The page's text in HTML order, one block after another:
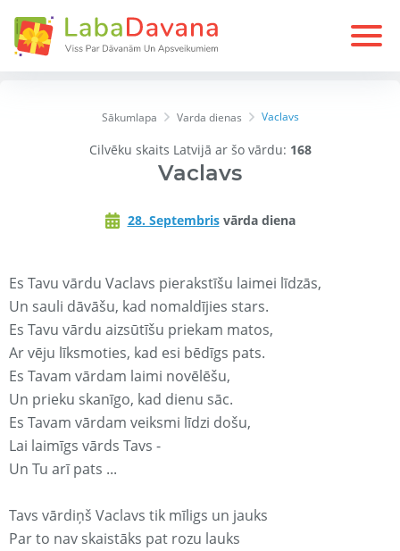
Sākumlapa Varda dienas Vaclavs
Cilvēku skaits Latvijā ar šo vārdu: 168
Vaclavs
28. Septembrisvārda diena
Es Tavu vārdu Vaclavs pierakstīšu laimei līdzās,
Un sauli dāvāšu, kad nomaldījies stars.
Es Tavu vārdu aizsūtīšu priekam matos,
Ar vēju līksmoties, kad esi bēdīgs pats.
Es Tavam vārdam laimi novēlēšu,
Un prieku skanīgo, kad dienu sāc.
Es Tavam vārdam veiksmi līdzi došu,
Lai laimīgs vārds Tavs -
Un Tu arī pats ...
Tavs vārdiņš Vaclavs tik mīligs un jauks
Par to nav skaistāks pat rozu lauks